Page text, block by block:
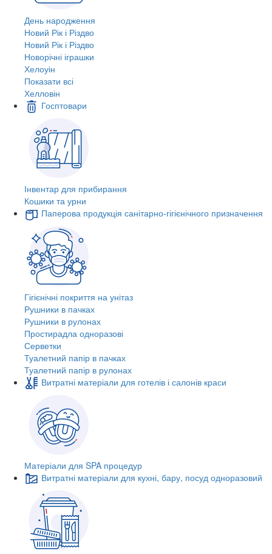
День народження
Новий Рік і Різдво
Новий Рік і Різдво
Новорічні іграшки
Хелоуін
Показати всі
Хелловін
Госптовари
Інвентар для прибирання
Кошики та урни
Паперова продукція санітарно-гігієнічного призначення
Гігієнічні покриття на унітаз
Рушники в пачках
Рушники в рулонах
Простирадла одноразові
Серветки
Туалетний папір в пачках
Туалетний папір в рулонах
Витратні матеріали для готелів і салонів краси
Матеріали для SPA процедур
Витратні матеріали для кухні, бару, посуд одноразовий